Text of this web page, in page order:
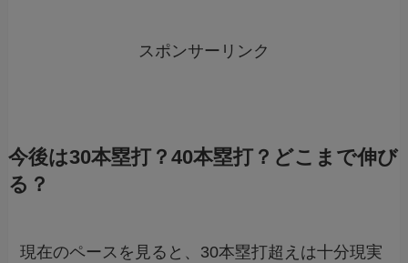
スポンサーリンク
今後は30本塁打？40本塁打？どこまで伸び
る？
現在のペースを見ると、30本塁打超えは十分現実